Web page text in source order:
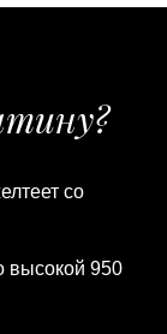
со
высокой 950